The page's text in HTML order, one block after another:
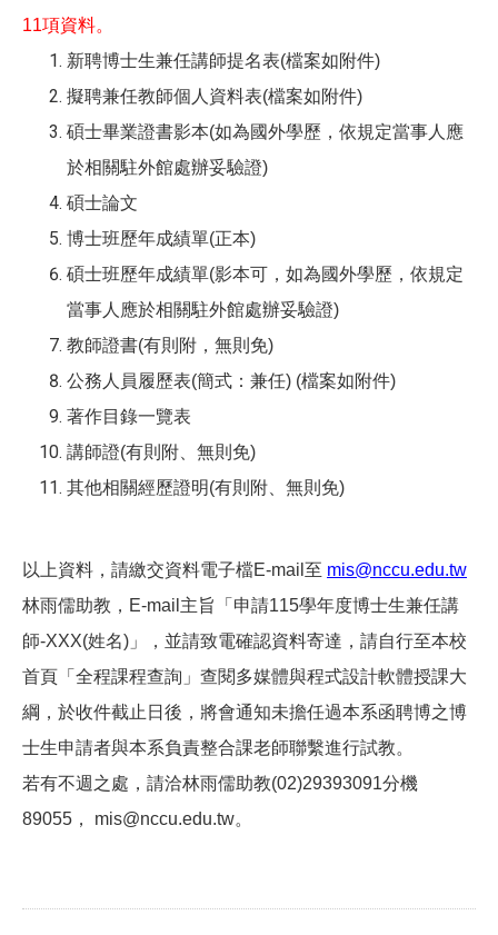
11項資料。
新聘博士生兼任講師提名表(檔案如附件)
擬聘兼任教師個人資料表(檔案如附件)
碩士畢業證書影本(如為國外學歷，依規定當事人應
於相關駐外館處辦妥驗證)
碩士論文
博士班歷年成績單(正本)
碩士班歷年成績單(影本可，如為國外學歷，依規定
當事人應於相關駐外館處辦妥驗證)
教師證書(有則附，無則免)
公務人員履歷表(簡式：兼任) (檔案如附件)
著作目錄一覽表
講師證(有則附、無則免)
其他相關經歷證明(有則附、無則免)
以上資料，請繳交資料電子檔E-mail至 mis@nccu.edu.tw
林雨儒助教，E-mail主旨「申請115學年度博士生兼任講
師-XXX(姓名) 」，並請致電確認資料寄達，請自行至本校
首頁「全程課程查詢」查閱多媒體與程式設計軟體授課大
綱，於收件截止日後，將會通知未擔任過本系函聘博之博
士生申請者與本系負責整合課老師聯繫進行試教。
若有不週之處，請洽林雨儒助教(02)29393091分機
89055， mis@nccu.edu.tw。